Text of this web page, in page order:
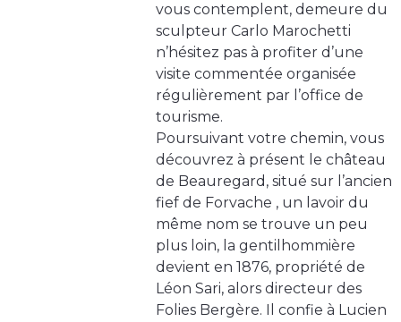
vous contemplent, demeure du
sculpteur Carlo Marochetti
n’hésitez pas à profiter d’une
visite commentée organisée
régulièrement par l’office de
tourisme.
Poursuivant votre chemin, vous
découvrez à présent le château
de Beauregard, situé sur l’ancien
fief de Forvache , un lavoir du
même nom se trouve un peu
plus loin, la gentilhommière
devient en 1876, propriété de
Léon Sari, alors directeur des
Folies Bergère. Il confie à Lucien